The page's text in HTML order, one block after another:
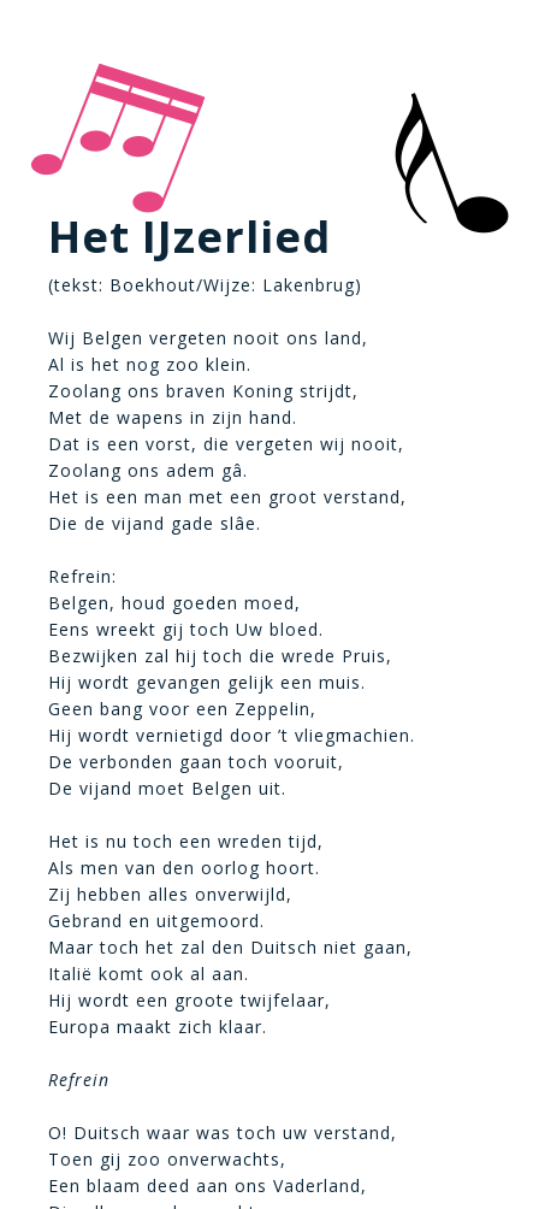
Het IJzerlied
(tekst: Boekhout/Wijze: Lakenbrug)
Wij Belgen vergeten nooit ons land,
Al is het nog zoo klein.
Zoolang ons braven Koning strijdt,
Met de wapens in zijn hand.
Dat is een vorst, die vergeten wij nooit,
Zoolang ons adem gâ.
Het is een man met een groot verstand,
Die de vijand gade slâe.
Refrein:
Belgen, houd goeden moed,
Eens wreekt gij toch Uw bloed.
Bezwijken zal hij toch die wrede Pruis,
Hij wordt gevangen gelijk een muis.
Geen bang voor een Zeppelin,
Hij wordt vernietigd door ’t vliegmachien.
De verbonden gaan toch vooruit,
De vijand moet Belgen uit.
Het is nu toch een wreden tijd,
Als men van den oorlog hoort.
Zij hebben alles onverwijld,
Gebrand en uitgemoord.
Maar toch het zal den Duitsch niet gaan,
Italië komt ook al aan.
Hij wordt een groote twijfelaar,
Europa maakt zich klaar.
Refrein
O! Duitsch waar was toch uw verstand,
Toen gij zoo onverwachts,
Een blaam deed aan ons Vaderland,